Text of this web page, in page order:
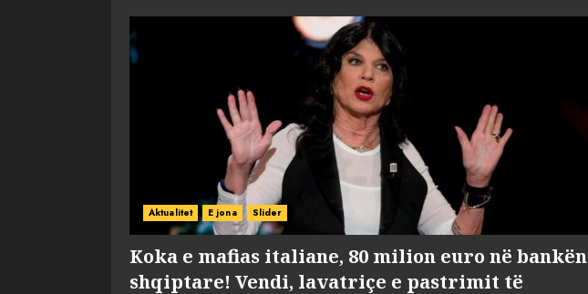
Aktualitet E jona Slider
Koka e mafias italiane, 80 milion euro në bankën
shqiptare! Vendi, lavatriçe e pastrimit të